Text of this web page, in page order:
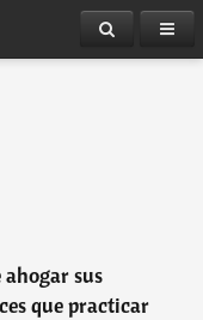
sus
que practicar